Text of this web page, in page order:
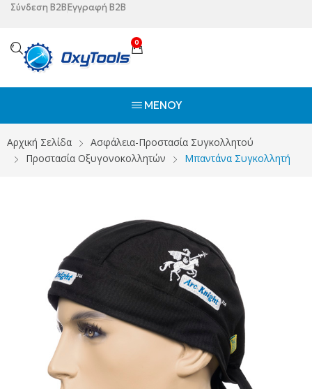
Σύνδεση B2BΕγγραφή B2B
0
ΜΕΝΟΎ
Αρχική Σελίδα
Ασφάλεια-Προστασία Συγκολλητού
Προστασία Οξυγονοκολλητών
Μπαντάνα Συγκολλητή